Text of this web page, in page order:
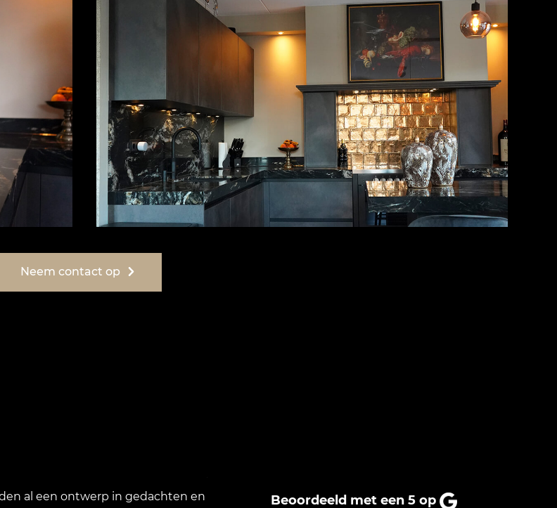
Neem contact op
al een ontwerp in gedachten en
Zeer nette keukenzaak waar wij heel vriendelijk en
Beoordeeld met een 5 op